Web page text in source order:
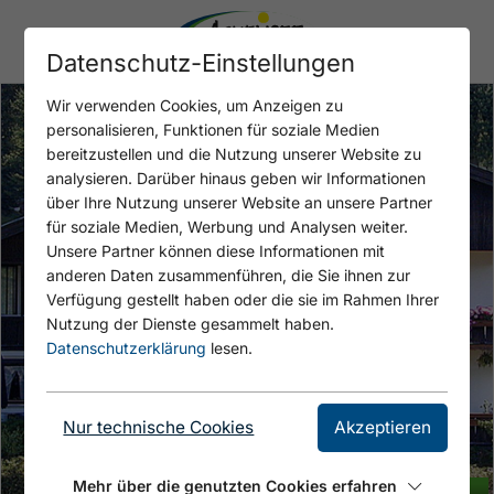
Datenschutz-Einstellungen
Wir verwenden Cookies, um Anzeigen zu
personalisieren, Funktionen für soziale Medien
bereitzustellen und die Nutzung unserer Website zu
analysieren. Darüber hinaus geben wir Informationen
über Ihre Nutzung unserer Website an unsere Partner
für soziale Medien, Werbung und Analysen weiter.
Unsere Partner können diese Informationen mit
anderen Daten zusammenführen, die Sie ihnen zur
Verfügung gestellt haben oder die sie im Rahmen Ihrer
Nutzung der Dienste gesammelt haben.
Datenschutzerklärung lesen.
Nur technische Cookies Akzeptieren
Mehr über die genutzten Cookies erfahren